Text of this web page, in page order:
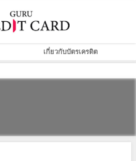
เกี่ยวกับบัตรเครดิต